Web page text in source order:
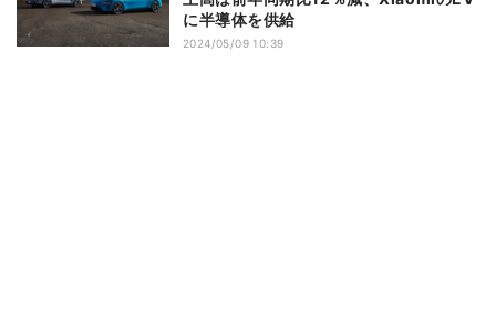
に半導体を供給
2024/05/09 10:39